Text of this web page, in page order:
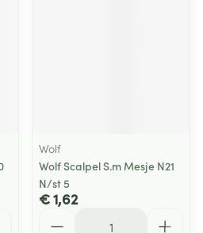
Wolf
Wolf Scalpel S.m Mesje N21
N/st 5
€ 1,62